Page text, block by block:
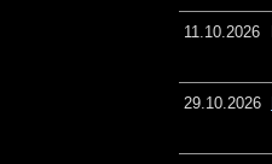
11.10.2026
29.10.2026